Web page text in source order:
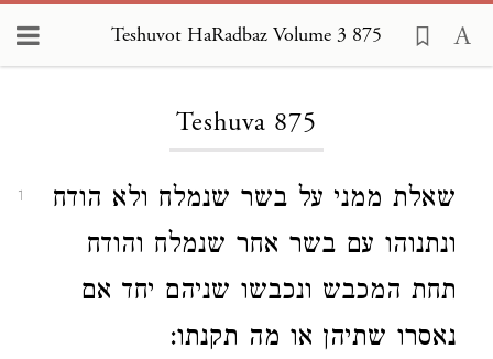
Teshuvot HaRadbaz Volume 3 875
Teshuva 875
1
שאלת ממני על בשר שנמלח ולא הודח
ונתנוהו עם בשר אחר שנמלח והודח
תחת המכבש ונכבשו שניהם יחד אם
נאסרו שתיהן או מה תקנתו: